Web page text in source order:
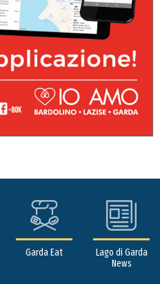
Garda Eat
Lago di Garda
News